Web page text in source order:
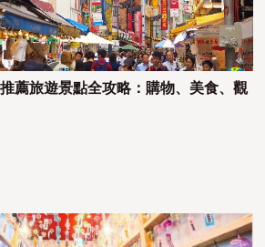
推薦旅遊景點全攻略：購物、美食、觀